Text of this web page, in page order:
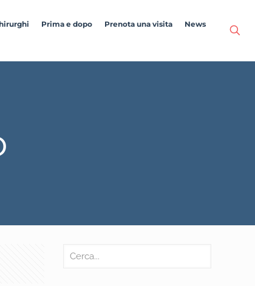
Prima e dopo Prenota una visita News